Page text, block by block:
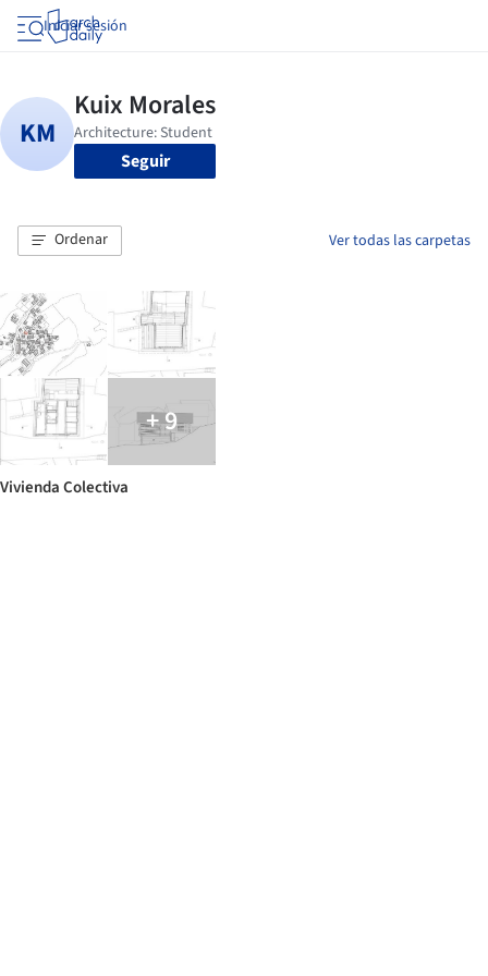
Iniciar sesión
Seguir
Ordenar Ver todas las carpetas
+ 9
Vivienda Colectiva